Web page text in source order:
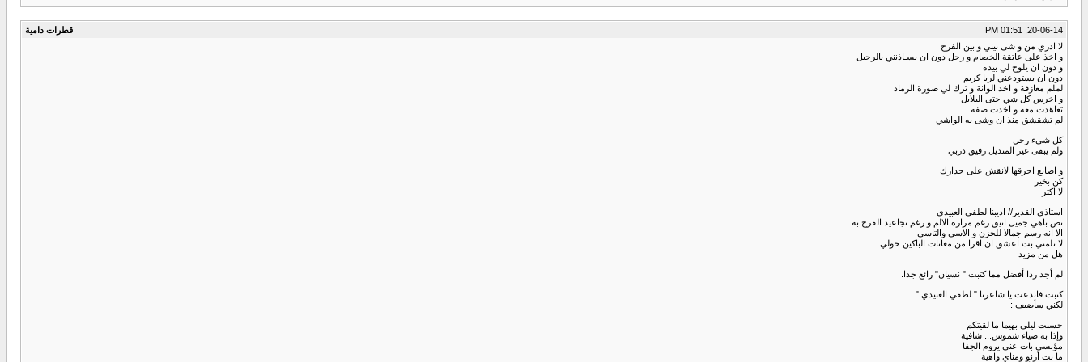
قطرات دامية
20-06-14, 01:51 PM
لا ادري من و شى بيني و بين الفرح
و اخذ على عاتقة الخصام و رحل دون ان يسـاذنني بالرحيل
و دون ان يلوح لي بيده
دون ان يستودعني لربا كريم
لملم معازفة و اخذ الوانة و ترك لي صورة الرماد
و اخرس كل شي حتى البلابل
تعاهدت معه و اخذت صفه
لم تشقشق منذ ان وشى به الواشي
كل شيء رحل
ولم يبقى غير المنديل رفيق دربي
و اصابع احرقها لانقش على جدارك
كن بخير
لا اكثر
استاذي القدير// اديبنا لطفي العبيدي
نص باهي جميل انيق رغم مرارة الالم و رغم تجاعيد الفرح به
الا انه رسم جمالا للحزن و الاسى والتاسي
لا تلمني بت اعشق ان اقرا من معانات الباكين حولي
هل من مزيد
لم أجد ردا أفضل مما كتبت " نسيان" رائع جدا.
كتبت فابدعت يا شاعرنا " لطفي العبيدي "
لكني سأضيف :
حسبت ليلي بهيما ما لقيتكم
وإذا به ضياء شموس... شافية
مؤنسي بات عني يروم الجفا
ما بت أرنو ومناي واهية